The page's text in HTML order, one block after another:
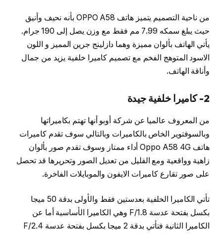
من ناحية التصميم يتميز هاتف OPPO A58 بأنه نحيف وأنيق
حيث يبلغ سمكه 7.99 مم فقط مع وزن يصل إلى 190 جرام.
يأتي الهاتف بألوان مميزة وهما دازلينج جرين المميز و اللون
الاسود المتوهج الفخم مع تصميم كاميرا خلفية يزيد من جمال
وأناقة الهاتف.
2- كاميرا خلفية جيدة
من المعروف عالميا عن شركة أوبو أنها تهتم بكاميراتها
وبالسوفتوير الخاص بالكاميرات وبالتالي سوف تقدم كاميرات
هاتف Oppo A58 4G أداء ممتاز وسوف تقدم صور بألوان
زاهية وواقعية ومع القليل من تعديل الصور وتحريرها قد تحصل
على صور تقارع كاميرات الايفون والموبايلات الفاخرة.
تأتي الكاميرا الخلفية بعدستين فقط والأولى بدقة 50 ميجا
بكسل بفتحة عدسة F/1.8 وهي الكاميرا الأساسية أما عن
الكاميرا الثانية فتأتي بدقة 2 ميجا بكسل بفتحة عدسة F/2.4